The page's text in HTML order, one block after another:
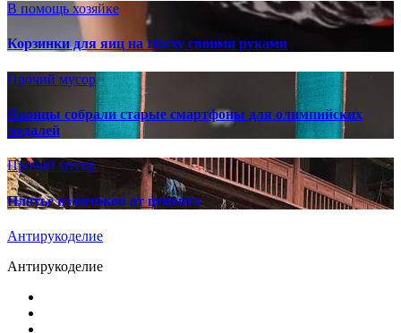
В помощь хозяйке
Корзинки для яиц на Пасху своими руками
Прочий мусор
Японцы собрали старые смартфоны для олимпийских
медалей
Прочий мусор
Платье из мешков от цемента
Антирукоделие
Антирукоделие